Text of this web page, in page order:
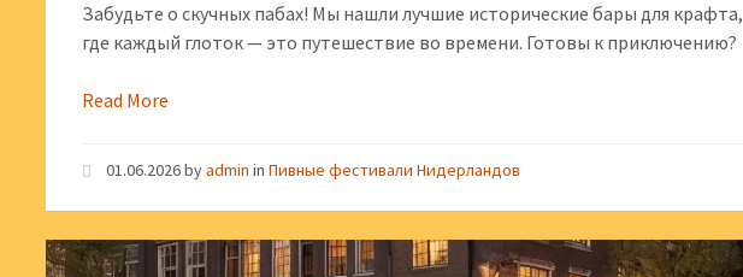
Забудьте о скучных пабах! Мы нашли лучшие исторические бары для крафта,
где каждый глоток — это путешествие во времени. Готовы к приключению?
Read More
01.06.2026byadmin inПивные фестивали Нидерландов